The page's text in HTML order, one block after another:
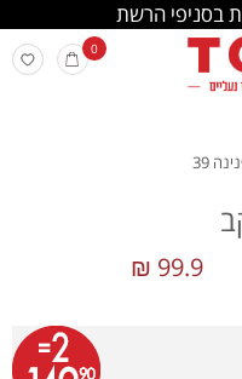
בסניפי הרשת
0
39
99.9 ₪